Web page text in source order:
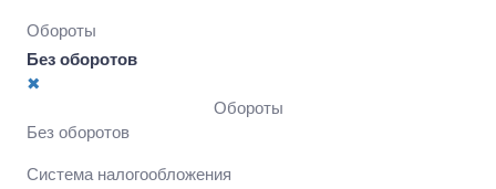
Обороты
Без оборотов
✖
Обороты
Без оборотов
Система налогообложения